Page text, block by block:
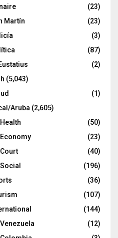
(23)
Martín
(23)
(3)
(87)
(2)
(5,043)
(1)
Aruba (2,605)
Health
(50)
Economy
(23)
Court
(40)
Social
(196)
(36)
(107)
(144)
Venezuela
(12)